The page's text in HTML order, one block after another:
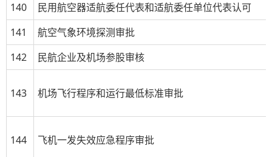
140
民用航空器适航委任代表和适航委任单位代表认可
141
航空气象环境探测审批
142
民航企业及机场参股审核
143 机场飞行程序和运行最低标准审批
144 飞机一发失效应急程序审批